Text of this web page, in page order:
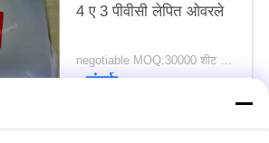
4 ए 3 पीवीसी लेपित ओवरले
negotiable MOQ:30000 शीट या 2 टन
संपर्क